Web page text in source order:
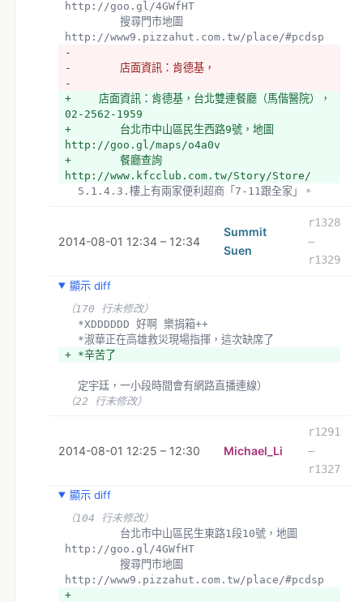
http://goo.gl/4GWfHT
http://www9.pizzahut.com.tw/place/#pcdsp
-
- 　　　　店面資訊：肯德基，
-
+ 　　店面資訊：肯德基，台北雙連餐廳（馬偕醫院），
02-2562-1959
+ 　　　　台北市中山區民生西路9號，地圖
http://goo.gl/maps/o4a0v
+ 　　　　餐廳查詢
http://www.kfcclub.com.tw/Story/Store/
  5.1.4.3.樓上有兩家便利超商「7-11跟全家」。
  *-OK-1.2.店家決定與下訂單
+ *1.3.買條紙杯備用（工寮附近的全聯再買）
  語音，住很遠人士以參」「Skype」加會議討論與一起
工作，所以要準備一台專用的電腦。
（55 行未修改）
2014-08-01 12:34 – 12:34
Summit
Suen
r1328
–
r1329
顯示 diff
（170 行未修改）
  *XDDDDDD 好啊 樂捐箱++
  *淑華正在高雄救災現場指揮，這次缺席了
+ *辛苦了
  定宇廷，一小段時間會有網路直播連線）
（22 行未修改）
2014-08-01 12:25 – 12:30 Michael_Li
r1291
–
r1327
顯示 diff
（104 行未修改）
http://goo.gl/4GWfHT
http://www9.pizzahut.com.tw/place/#pcdsp
+